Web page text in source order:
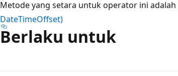
Metode yang setara untuk operator ini adalah
DateTimeOffset)
Berlaku untuk